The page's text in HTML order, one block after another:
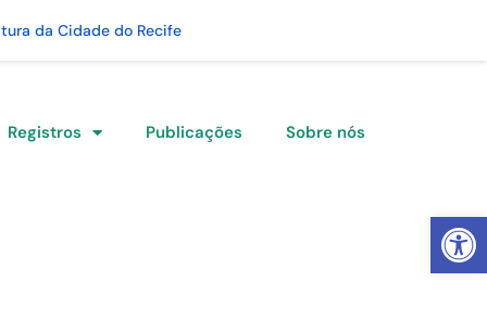
Abrir
da Cidade do Recife
Registros Publicações Sobre nós